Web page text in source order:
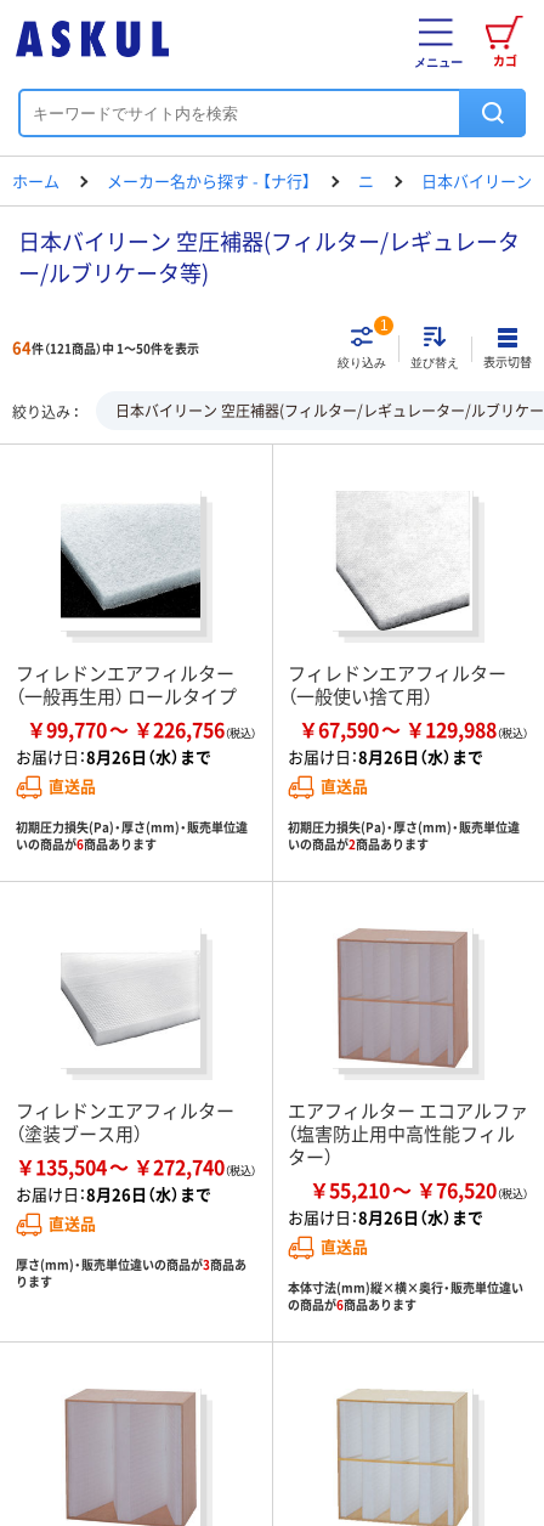
カゴ
メニュー
ホーム メーカー名から探す - 【ナ行】 ニ 日本バイリーン
日本バイリーン 空圧補器(フィルター/レギュレータ
ー/ルブリケータ等)
64件（121商品）中 1～50件を表示
絞り込み
1
並び替え 表示切替
絞り込み 日本バイリーン 空圧補器(フィルター/レギュレーター/ルブリケ
フィレドンエアフィルター
（一般再生用） ロールタイプ
￥99,770 ￥226,756
お届け日：8月26日（水）まで
直送品
初期圧力損失(Pa)・厚さ(mm)・販売単位違
いの商品が6商品あります
フィレドンエアフィルター
（一般使い捨て用）
￥67,590 ￥129,988
お届け日：8月26日（水）まで
直送品
初期圧力損失(Pa)・厚さ(mm)・販売単位違
いの商品が2商品あります
フィレドンエアフィルター
（塗装ブース用）
￥135,504 ￥272,740
お届け日：8月26日（水）まで
直送品
厚さ(mm)・販売単位違いの商品が3商品あ
ります
エアフィルター エコアルファ
（塩害防止用中高性能フィル
ター）
￥55,210 ￥76,520
お届け日：8月26日（水）まで
直送品
本体寸法(mm)縦×横×奥行・販売単位違い
の商品が6商品あります